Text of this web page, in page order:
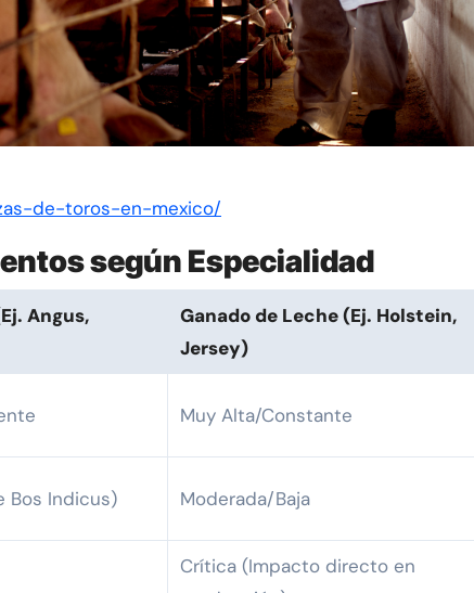
de-toros-en-mexico/
según Especialidad
Angus,
Ganado de Leche (Ej. Holstein,
Jersey)
Muy Alta/Constante
Bos Indicus) Moderada/Baja
Crítica (Impacto directo en